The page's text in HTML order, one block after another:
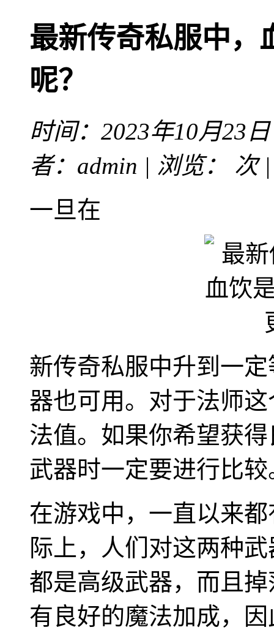
最新传奇私服中，
呢？
时间：2023年10月23
者：admin | 浏览：
次
一旦在
新传奇私服中升到一
器也可用。对于法师
法值。如果你希望获
武器时一定要进行比较
在游戏中，一直以来
际上，人们对这两种
都是高级武器，而且
有良好的魔法加成，